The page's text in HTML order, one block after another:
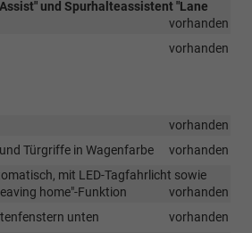
und Spurhalteassistent "Lane
vorhanden
vorhanden
vorhanden
Türgriffe in Wagenfarbe
vorhanden
mit LED-Tagfahrlicht sowie
home"-Funktion
vorhanden
unten
vorhanden